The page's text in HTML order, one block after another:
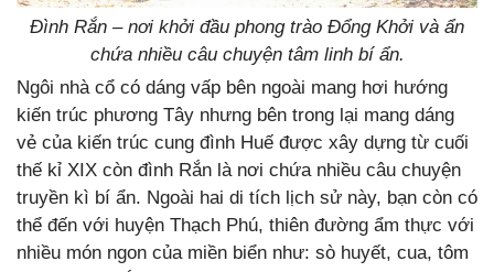
Đình Rắn – nơi khởi đầu phong trào Đổng Khởi và ẩn
chứa nhiều câu chuyện tâm linh bí ẩn.
Ngôi nhà cổ có dáng vấp bên ngoài mang hơi hướng
kiến trúc phương Tây nhưng bên trong lại mang dáng
vẻ của kiến trúc cung đình Huế được xây dựng từ cuối
thế kỉ XIX còn đình Rắn là nơi chứa nhiều câu chuyện
truyền kì bí ẩn. Ngoài hai di tích lịch sử này, bạn còn có
thể đến với huyện Thạch Phú, thiên đường ẩm thực với
nhiều món ngon của miền biển như: sò huyết, cua, tôm